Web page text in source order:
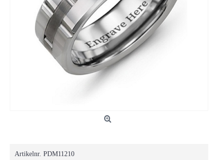
Artikelnr. PDM11210